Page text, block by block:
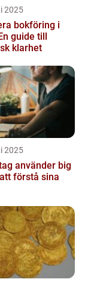
2025
bokföring i
guide till
klarhet
2025
använder big
förstå sina